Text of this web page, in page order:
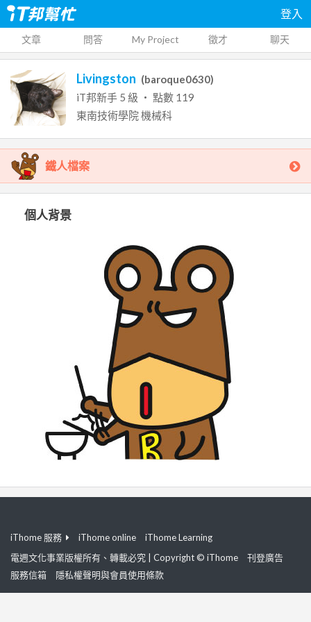
登入
文章 問答 My Project 徵才 聊天
Livingston (baroque0630)
iT邦新手 5 級 ‧ 點數 119
東南技術學院機械科
鐵人檔案
個人背景
iThome 服務 iThome online
iThome Learning
電週文化事業版權所有、轉載必究 | Copyright © iThome
刊登廣告
服務信箱
隱私權聲明與會員使用條款